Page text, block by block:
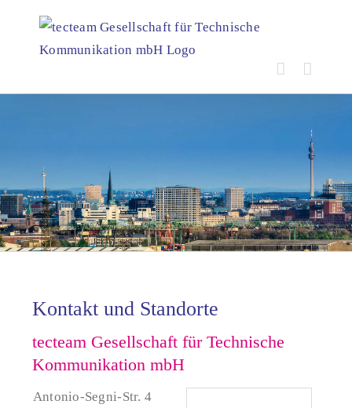
springen
Kontakt und Standorte
tecteam Gesellschaft für Technische
Kommunikation mbH
Antonio-Segni-Str. 4